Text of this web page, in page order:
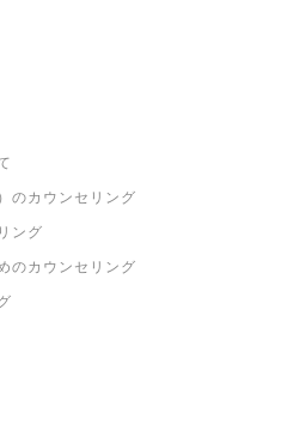
のカウンセリング
ング
のカウンセリング